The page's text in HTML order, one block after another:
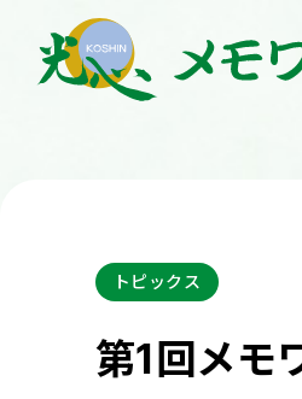
トピックス
第1回メモ